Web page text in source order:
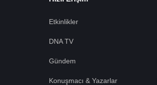
Etkinlikler
DNA TV
Gündem
Konuşmacı & Yazarlar